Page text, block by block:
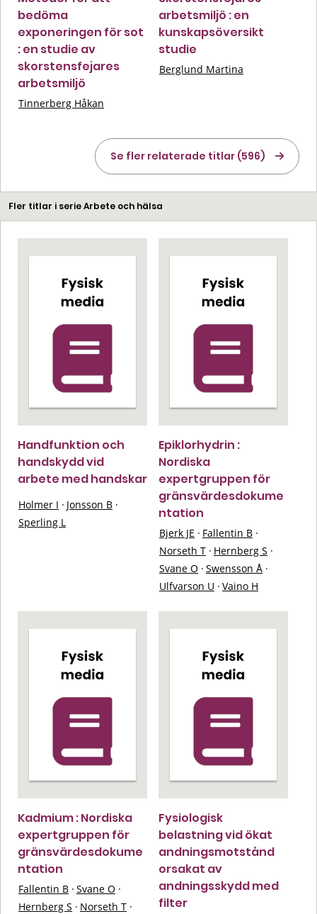
bedöma
exponeringen för sot
: en studie av
skorstensfejares
arbetsmiljö
Tinnerberg Håkan
arbetsmiljö : en
kunskapsöversikt
studie
Berglund Martina
Se fler relaterade titlar (596)
Fler titlar i serie Arbete och hälsa
Handfunktion och
handskydd vid
arbete med handskar
Holmer I · Jonsson B ·
Sperling L
Epiklorhydrin :
Nordiska
expertgruppen för
gränsvärdesdokume
ntation
Bjerk JE · Fallentin B ·
Norseth T · Hernberg S ·
Svane O · Swensson Å ·
Ulfvarson U · Vaino H
Kadmium : Nordiska
expertgruppen för
gränsvärdesdokume
ntation
Fallentin B · Svane O ·
Hernberg S · Norseth T ·
Fysiologisk
belastning vid ökat
andningsmotstånd
orsakat av
andningsskydd med
filter